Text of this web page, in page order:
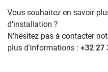
Vous souhaitez en savoir
d'installation ?
N'hésitez pas à contacter
plus d'informations : +32 27